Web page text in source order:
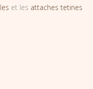
et les attaches tetines